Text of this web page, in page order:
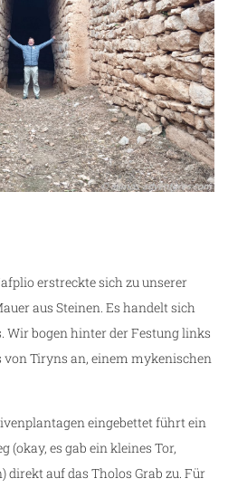
erstreckte sich zu unserer
aus Steinen. Es handelt sich
Wir bogen hinter der Festung links
von Tiryns an, einem mykenischen
eingebettet führt ein
(okay, es gab ein kleines Tor,
auf das Tholos Grab zu. Für